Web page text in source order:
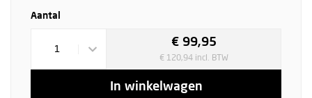
Aantal
1
€ 99,95
€ 120,94 incl. BTW
In winkelwagen